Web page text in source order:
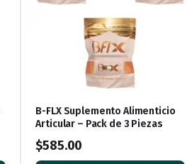
B-FLX Suplemento Alimenticio
Articular – Pack de 3 Piezas
$585.00